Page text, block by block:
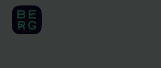
Skip
content